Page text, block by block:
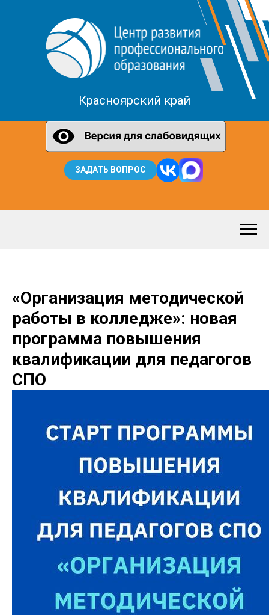
Красноярский край
ЗАДАТЬ ВОПРОС
«Организация методической
работы в колледже»: новая
программа повышения
квалификации для педагогов
СПО